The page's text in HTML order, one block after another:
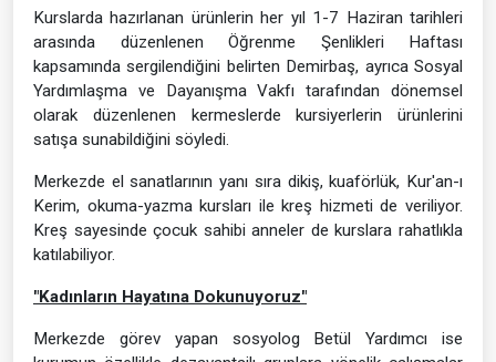
Kurslarda hazırlanan ürünlerin her yıl 1-7 Haziran tarihleri
arasında düzenlenen Öğrenme Şenlikleri Haftası
kapsamında sergilendiğini belirten Demirbaş, ayrıca Sosyal
Yardımlaşma ve Dayanışma Vakfı tarafından dönemsel
olarak düzenlenen kermeslerde kursiyerlerin ürünlerini
satışa sunabildiğini söyledi.
Merkezde el sanatlarının yanı sıra dikiş, kuaförlük, Kur'an-ı
Kerim, okuma-yazma kursları ile kreş hizmeti de veriliyor.
Kreş sayesinde çocuk sahibi anneler de kurslara rahatlıkla
katılabiliyor.
"Kadınların Hayatına Dokunuyoruz"
Merkezde görev yapan sosyolog Betül Yardımcı ise